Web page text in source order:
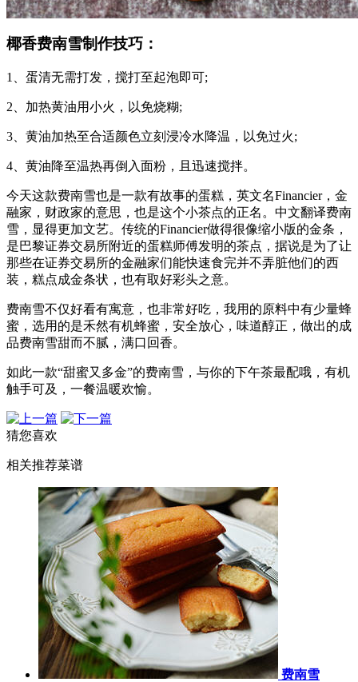
椰香费南雪制作技巧：
1、蛋清无需打发，搅打至起泡即可;
2、加热黄油用小火，以免烧糊;
3、黄油加热至合适颜色立刻浸冷水降温，以免过火;
4、黄油降至温热再倒入面粉，且迅速搅拌。
今天这款费南雪也是一款有故事的蛋糕，英文名Financier，金
融家，财政家的意思，也是这个小茶点的正名。中文翻译费南
雪，显得更加文艺。传统的Financier做得很像缩小版的金条，
是巴黎证券交易所附近的蛋糕师傅发明的茶点，据说是为了让
那些在证券交易所的金融家们能快速食完并不弄脏他们的西
装，糕点成金条状，也有取好彩头之意。
费南雪不仅好看有寓意，也非常好吃，我用的原料中有少量蜂
蜜，选用的是禾然有机蜂蜜，安全放心，味道醇正，做出的成
品费南雪甜而不腻，满口回香。
如此一款“甜蜜又多金”的费南雪，与你的下午茶最配哦，有机
触手可及，一餐温暖欢愉。
猜您喜欢
相关推荐菜谱
费南雪